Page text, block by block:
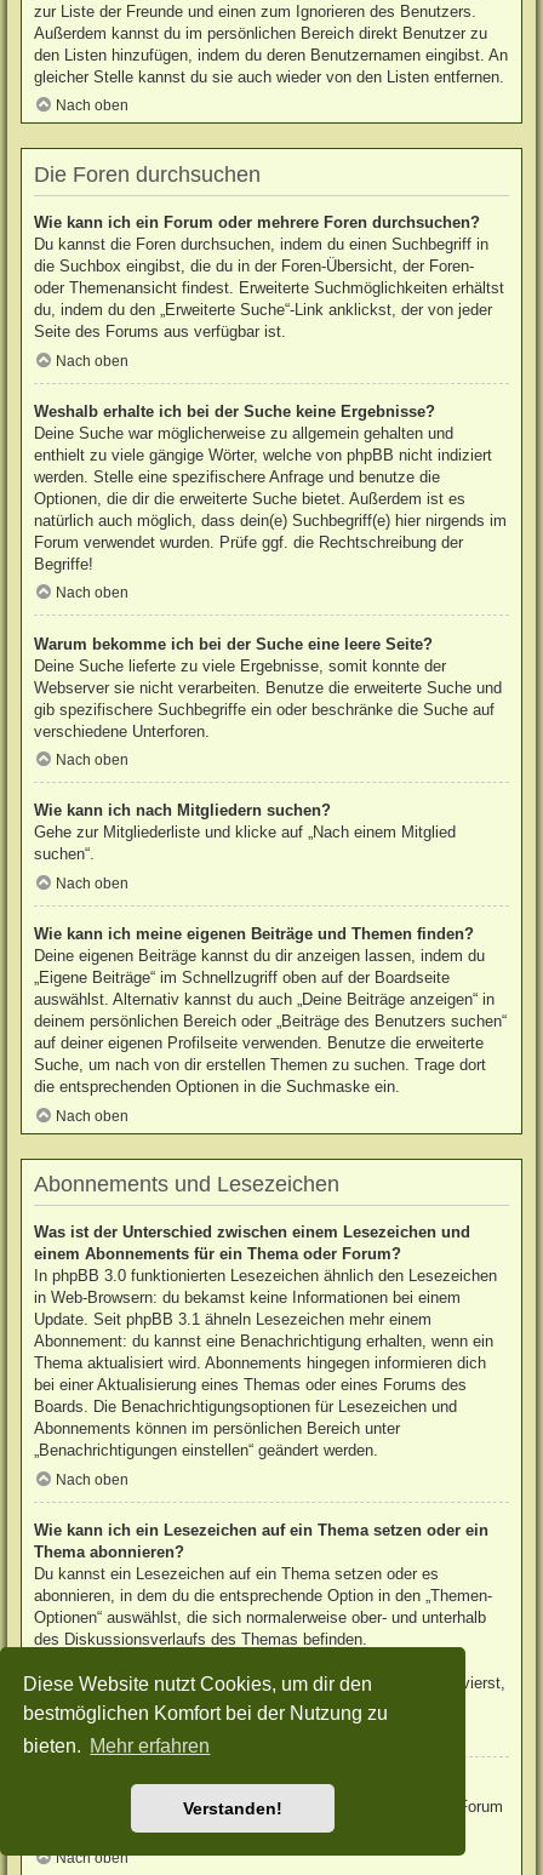
Diese Website nutzt Cookies, um dir den
bestmöglichen Komfort bei der Nutzung zu
bieten. Mehr erfahren
Verstanden!
zur Liste der Freunde und einen zum Ignorieren des Benutzers.
Außerdem kannst du im persönlichen Bereich direkt Benutzer zu
den Listen hinzufügen, indem du deren Benutzernamen eingibst. An
gleicher Stelle kannst du sie auch wieder von den Listen entfernen.
Nach oben
Die Foren durchsuchen
Wie kann ich ein Forum oder mehrere Foren durchsuchen?
Du kannst die Foren durchsuchen, indem du einen Suchbegriff in
die Suchbox eingibst, die du in der Foren-Übersicht, der Foren-
oder Themenansicht findest. Erweiterte Suchmöglichkeiten erhältst
du, indem du den „Erweiterte Suche“-Link anklickst, der von jeder
Seite des Forums aus verfügbar ist.
Nach oben
Weshalb erhalte ich bei der Suche keine Ergebnisse?
Deine Suche war möglicherweise zu allgemein gehalten und
enthielt zu viele gängige Wörter, welche von phpBB nicht indiziert
werden. Stelle eine spezifischere Anfrage und benutze die
Optionen, die dir die erweiterte Suche bietet. Außerdem ist es
natürlich auch möglich, dass dein(e) Suchbegriff(e) hier nirgends im
Forum verwendet wurden. Prüfe ggf. die Rechtschreibung der
Begriffe!
Nach oben
Warum bekomme ich bei der Suche eine leere Seite?
Deine Suche lieferte zu viele Ergebnisse, somit konnte der
Webserver sie nicht verarbeiten. Benutze die erweiterte Suche und
gib spezifischere Suchbegriffe ein oder beschränke die Suche auf
verschiedene Unterforen.
Nach oben
Wie kann ich nach Mitgliedern suchen?
Gehe zur Mitgliederliste und klicke auf „Nach einem Mitglied
suchen“.
Nach oben
Wie kann ich meine eigenen Beiträge und Themen finden?
Deine eigenen Beiträge kannst du dir anzeigen lassen, indem du
„Eigene Beiträge“ im Schnellzugriff oben auf der Boardseite
auswählst. Alternativ kannst du auch „Deine Beiträge anzeigen“ in
deinem persönlichen Bereich oder „Beiträge des Benutzers suchen“
auf deiner eigenen Profilseite verwenden. Benutze die erweiterte
Suche, um nach von dir erstellen Themen zu suchen. Trage dort
die entsprechenden Optionen in die Suchmaske ein.
Nach oben
Abonnements und Lesezeichen
Was ist der Unterschied zwischen einem Lesezeichen und
einem Abonnements für ein Thema oder Forum?
In phpBB 3.0 funktionierten Lesezeichen ähnlich den Lesezeichen
in Web-Browsern: du bekamst keine Informationen bei einem
Update. Seit phpBB 3.1 ähneln Lesezeichen mehr einem
Abonnement: du kannst eine Benachrichtigung erhalten, wenn ein
Thema aktualisiert wird. Abonnements hingegen informieren dich
bei einer Aktualisierung eines Themas oder eines Forums des
Boards. Die Benachrichtigungsoptionen für Lesezeichen und
Abonnements können im persönlichen Bereich unter
„Benachrichtigungen einstellen“ geändert werden.
Nach oben
Wie kann ich ein Lesezeichen auf ein Thema setzen oder ein
Thema abonnieren?
Du kannst ein Lesezeichen auf ein Thema setzen oder es
abonnieren, in dem du die entsprechende Option in den „Themen-
Optionen“ auswählst, die sich normalerweise ober- und unterhalb
des Diskussionsverlaufs des Themas befinden.
benachrichtigen, sobald eine Antwort geschrieben wurde“ aktivierst,
wird das Thema ebenfalls für dich abonniert.
Nach oben
Wie kann ich ein Forum abonnieren?
Um ein Forum zu abonnieren, verwende im Forum den Link „Forum
abonnieren“, der sich meist am Ende der Seite befindet.
Nach oben